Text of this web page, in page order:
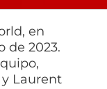
en
de 2023.
Laurent